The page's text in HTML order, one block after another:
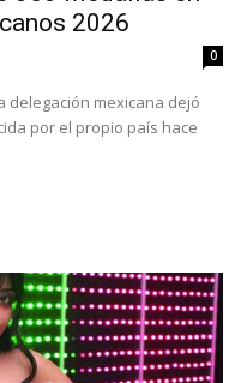
2026
0
por el propio país hace